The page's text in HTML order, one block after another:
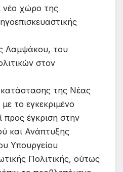
νέο χώρο της
Λαµψάκου, του
στον
της Νέας
το εγκεκριµένο
προς έγκριση στην
και Ανάπτυξης
Υπουργείου
Πολιτικής, ούτως